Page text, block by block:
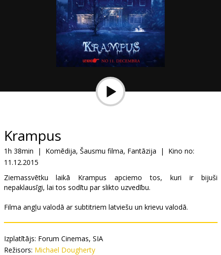
Pasākumi
B2B
Kino
Krampus
1h 38min | Komēdija, Šausmu filma, Fantāzija |
Kino no:
11.12.2015
Ziemassvētku laikā Krampus apciemo tos, kuri ir bijuši
nepaklausīgi, lai tos sodītu par slikto uzvedību.
Filma angļu valodā ar subtitriem latviešu un krievu valodā.
Izplatītājs: Forum Cinemas, SIA
Režisors: Michael Dougherty